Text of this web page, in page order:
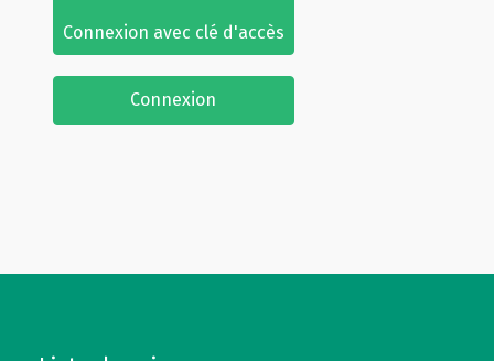
Connexion avec clé d'accès
Connexion